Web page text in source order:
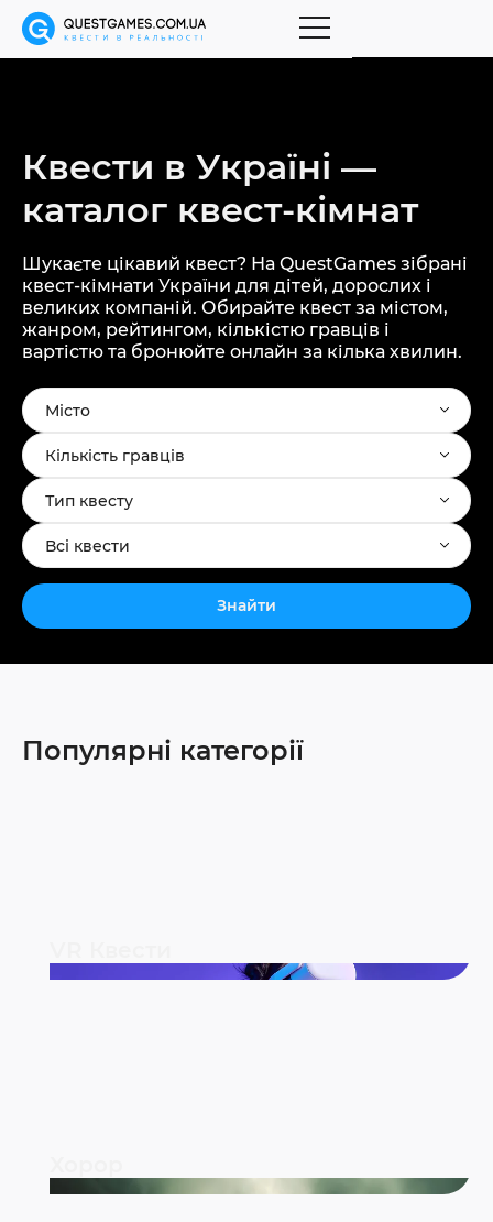
Квести в Україні —
каталог квест-кімнат
Шукаєте цікавий квест? На QuestGames зібрані
квест-кімнати України для дітей, дорослих і
великих компаній. Обирайте квест за містом,
жанром, рейтингом, кількістю гравців і
вартістю та бронюйте онлайн за кілька хвилин.
Місто
Кількість гравців
Тип квесту
Всі квести
Знайти
Популярні категорії